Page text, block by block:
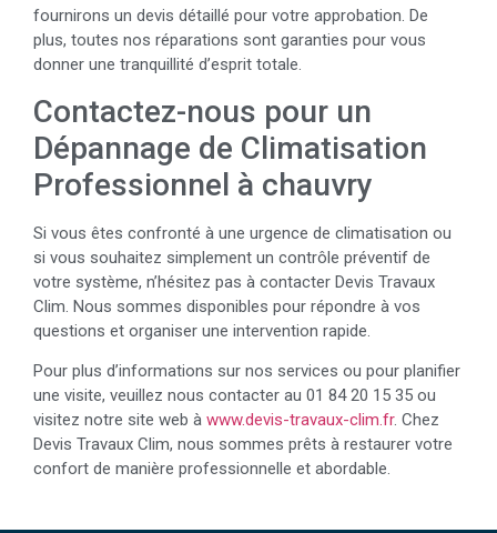
fournirons un devis détaillé pour votre approbation. De
plus, toutes nos réparations sont garanties pour vous
donner une tranquillité d’esprit totale.
Contactez-nous pour un
Dépannage de Climatisation
Professionnel à chauvry
Si vous êtes confronté à une urgence de climatisation ou
si vous souhaitez simplement un contrôle préventif de
votre système, n’hésitez pas à contacter Devis Travaux
Clim. Nous sommes disponibles pour répondre à vos
questions et organiser une intervention rapide.
Pour plus d’informations sur nos services ou pour planifier
une visite, veuillez nous contacter au 01 84 20 15 35 ou
visitez notre site web à www.devis-travaux-clim.fr. Chez
Devis Travaux Clim, nous sommes prêts à restaurer votre
confort de manière professionnelle et abordable.